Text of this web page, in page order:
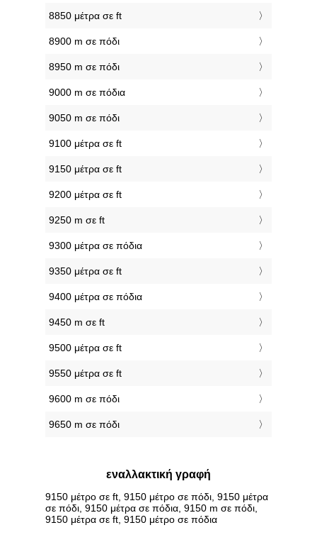
8850 μέτρα σε ft
8900 m σε πόδι
8950 m σε πόδι
9000 m σε πόδια
9050 m σε πόδι
9100 μέτρα σε ft
9150 μέτρα σε ft
9200 μέτρα σε ft
9250 m σε ft
9300 μέτρα σε πόδια
9350 μέτρα σε ft
9400 μέτρα σε πόδια
9450 m σε ft
9500 μέτρα σε ft
9550 μέτρα σε ft
9600 m σε πόδι
9650 m σε πόδι
εναλλακτική γραφή
9150 μέτρο σε ft, 9150 μέτρο σε πόδι, 9150 μέτρα
σε πόδι, 9150 μέτρα σε πόδια, 9150 m σε πόδι,
9150 μέτρα σε ft, 9150 μέτρο σε πόδια